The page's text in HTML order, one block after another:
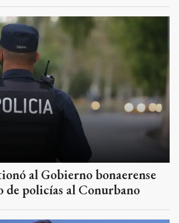
al Gobierno bonaerense
de policías al Conurbano